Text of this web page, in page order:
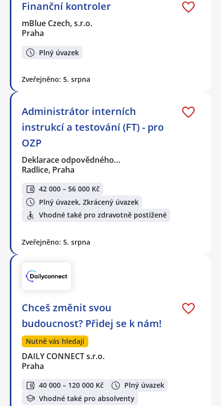
Finanční kontroler
mBlue Czech, s.r.o.
Praha
Plný úvazek
Zveřejněno: 5. srpna
Administrátor interních
instrukcí a testování (FT) - pro
OZP
Deklarace odpovědného…
Radlice, Praha
42 000 – 56 000 Kč
Plný úvazek, Zkrácený úvazek
Vhodné také pro zdravotně postižené
Zveřejněno: 5. srpna
Chceš změnit svou
budoucnost? Přidej se k nám!
Nutně vás hledají
DAILY CONNECT s.r.o.
Praha
40 000 – 120 000 Kč
Plný úvazek
Vhodné také pro absolventy